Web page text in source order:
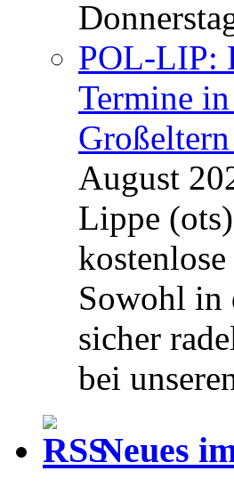
POL-LIP:
Termine
August
Lippe
Sowohl in
sicher
bei
Neues